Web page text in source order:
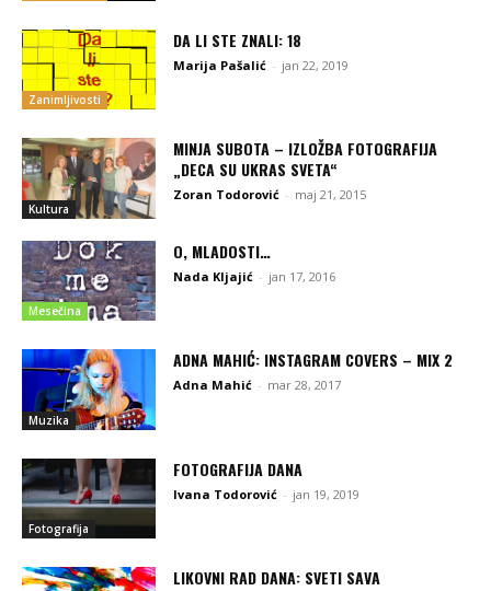
Zanimljivosti
DA LI STE ZNALI: 18
Marija Pašalić - jan 22, 2019
Kultura
MINJA SUBOTA – IZLOŽBA FOTOGRAFIJA
„DECA SU UKRAS SVETA“
Zoran Todorović - maj 21, 2015
Mesečina
O, MLADOSTI…
Nada Kljajić - jan 17, 2016
Muzika
ADNA MAHIĆ: INSTAGRAM COVERS – MIX 2
Adna Mahić - mar 28, 2017
Fotografija
FOTOGRAFIJA DANA
Ivana Todorović - jan 19, 2019
LIKOVNI RAD DANA: SVETI SAVA